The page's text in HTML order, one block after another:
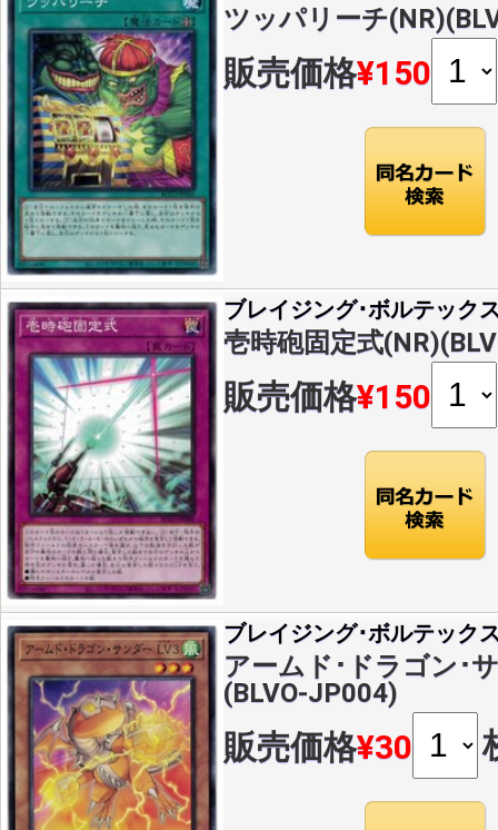
ツッパリーチ
販売価格¥150
ブレイジング･ボルテック
壱時砲固定式
販売価格¥150
ブレイジング･ボルテック
アームド･ドラゴン･
(BLVO-JP004)
販売価格¥30